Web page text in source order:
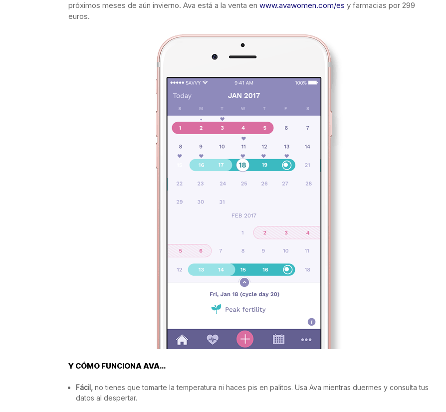
próximos meses de aún invierno. Ava está a la venta en www.avawomen.com/es y farmacias por 299
euros.
Y CÓMO FUNCIONA AVA…
Fácil, no tienes que tomarte la temperatura ni haces pis en palitos. Usa Ava mientras duermes y consulta tus
datos al despertar.